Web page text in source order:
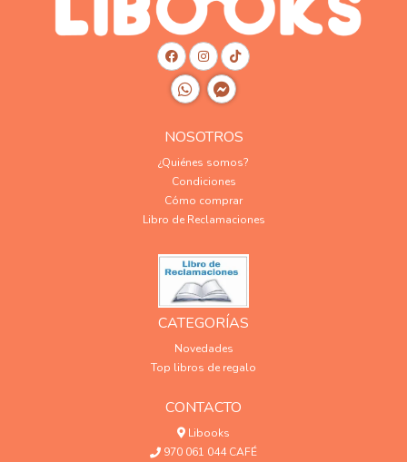
NOSOTROS
¿Quiénes somos?
Condiciones
Cómo comprar
Libro de Reclamaciones
CATEGORÍAS
Novedades
Top libros de regalo
CONTACTO
Libooks
970 061 044 CAFÉ